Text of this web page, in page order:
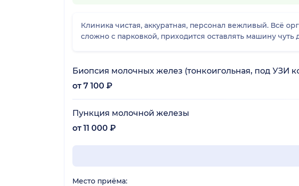
Клиника чистая, аккуратная, персонал вежливый. Всё
сложно с парковкой, приходится оставлять машину чуть
Биопсия молочных желез (тонкоигольная, под УЗИ
от 7 100 ₽
Пункция молочной железы
от 11 000 ₽
Место приёма: